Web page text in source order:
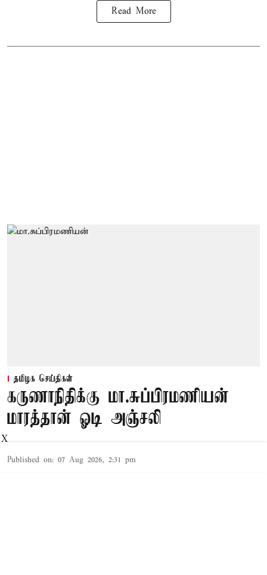
Read More
தமிழக செய்திகள்
கருணாநிதிக்கு மா.சுப்பிரமணியன்
மாரத்தான் ஓடி அஞ்சலி
Published on: 07 Aug 2026, 2:31 pm
X